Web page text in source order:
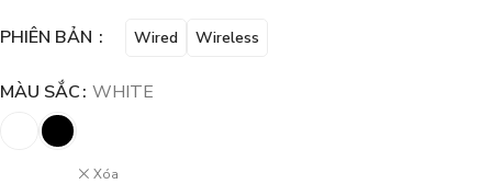
PHIÊN BẢN Wired Wireless
MÀU SẮC WHITE
Xóa